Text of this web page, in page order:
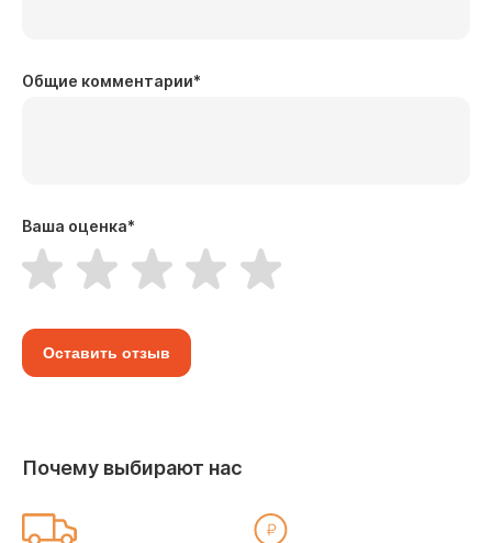
Общие комментарии*
Ваша оценка*
Оставить отзыв
Почему выбирают нас